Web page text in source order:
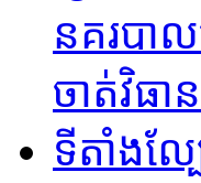
នគរបា
ចាត់វិធា
ទីតាំងល្ប